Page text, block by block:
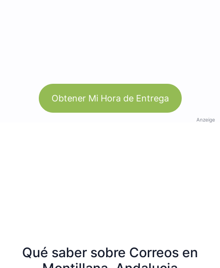
Obtener Mi Hora de Entrega
Anzeige
Qué saber sobre Correos en